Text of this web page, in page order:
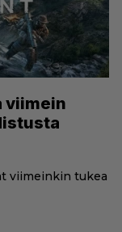
viimein
viimeinkin tukea